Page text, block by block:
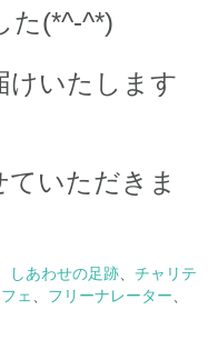
た(*^-^*)
けいたします
いただきま
しあわせの足跡
チャリテ
ェ フリーナレーター